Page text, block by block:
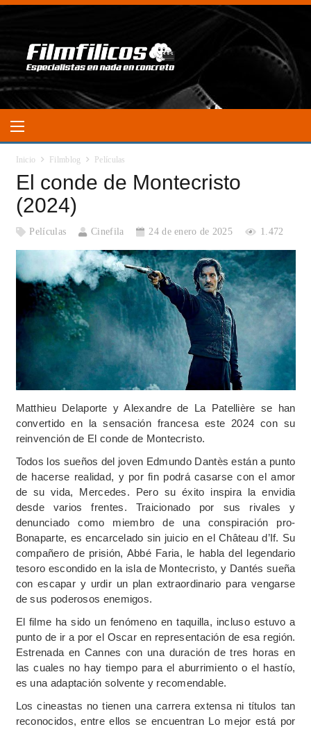
Inicio Filmblog Películas
El conde de Montecristo
(2024)
Películas Cinefila 24 de enero de 2025 1.472
Matthieu Delaporte y Alexandre de La Patellière se han
convertido en la sensación francesa este 2024 con su
reinvención de El conde de Montecristo.
Todos los sueños del joven Edmundo Dantès están a punto
de hacerse realidad, y por fin podrá casarse con el amor
de su vida, Mercedes. Pero su éxito inspira la envidia
desde varios frentes. Traicionado por sus rivales y
denunciado como miembro de una conspiración pro-
Bonaparte, es encarcelado sin juicio en el Château d’If. Su
compañero de prisión, Abbé Faria, le habla del legendario
tesoro escondido en la isla de Montecristo, y Dantés sueña
con escapar y urdir un plan extraordinario para vengarse
de sus poderosos enemigos.
El filme ha sido un fenómeno en taquilla, incluso estuvo a
punto de ir a por el Oscar en representación de esa región.
Estrenada en Cannes con una duración de tres horas en
las cuales no hay tiempo para el aburrimiento o el hastío,
es una adaptación solvente y recomendable.
Los cineastas no tienen una carrera extensa ni títulos tan
reconocidos, entre ellos se encuentran Lo mejor está por